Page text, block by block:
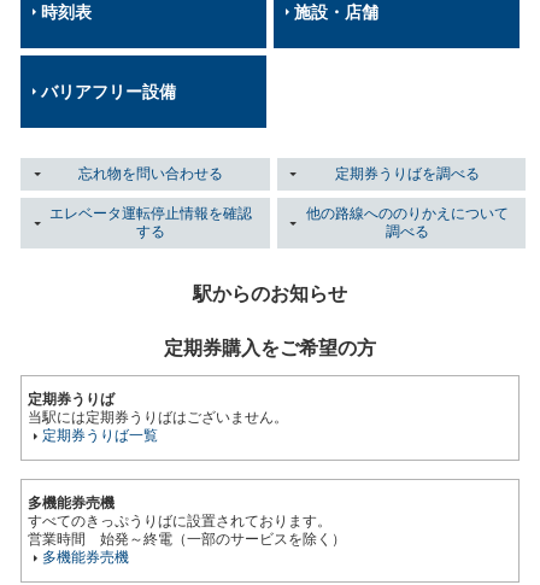
時刻表 施設・店舗
バリアフリー設備
忘れ物を問い合わせる 定期券うりばを調べる
エレベータ運転停止情報を確認
する
他の路線へののりかえについて
調べる
駅からのお知らせ
定期券購入をご希望の方
定期券うりば
当駅には定期券うりばはございません。
定期券うりば一覧
多機能券売機
すべてのきっぷうりばに設置されております。
営業時間 始発～終電（一部のサービスを除く）
多機能券売機